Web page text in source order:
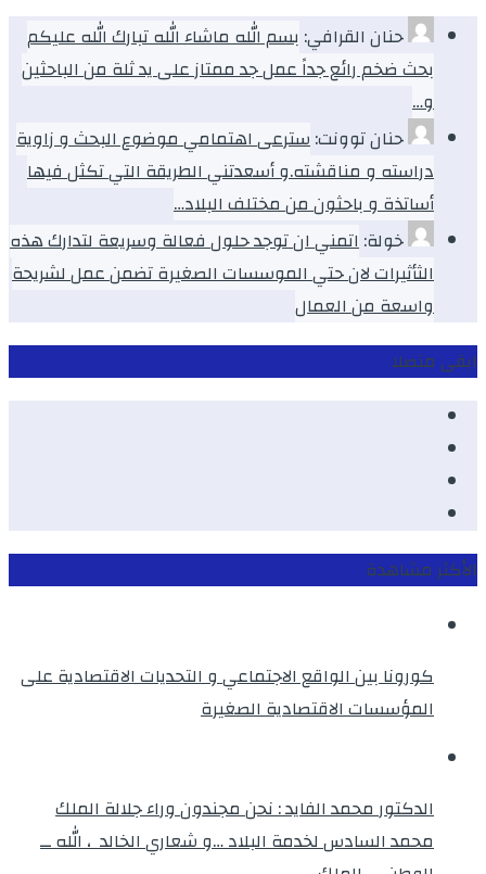
حنان القرافي: بسم الله ماشاء الله تبارك الله عليكم
بحث ضخم رائع جداً عمل جد ممتاز على يد ثلة من الباحثين
و…
حنان توونت:سترعى اهتمامي موضوع البحث و زاوية
دراسته و مناقشته.و أسعدتني الطريقة التي تكثل فيها
أساتذة و باحثون من مختلف البلاد…
خولة:اتمني ان توجد حلول فعالة وسريعة لتدارك هذه
الثأثيرات لان حتي الموسسات الصغيرة تضمن عمل لشريحة
واسعة من العمال
ابقى متصلا
الأكثر مشاهدة
كورونا بين الواقع الاجتماعي و التحديات الاقتصادية على
المؤسسات الاقتصادية الصغيرة
الدكتور محمد الفايد : نحن مجندون وراء جلالة الملك
محمد السادس لخدمة البلاد …و شعاري الخالد ، الله ــ